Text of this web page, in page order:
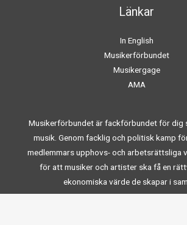
Länkar
In English
Musikerförbundet
Musikergage
AMA
Musikerförbundet är fackförbundet för dig
musik. Genom facklig och politisk kamp
medlemmars upphovs- och arbetsrättsliga
för att musiker och artister ska få en
ekonomiska värde de skapar i